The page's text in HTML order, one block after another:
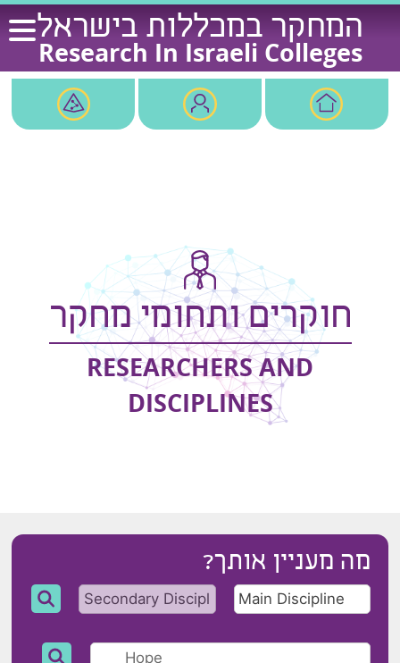
Skip
content
המחקר במכללות בישראל
Research In Israeli Colleges
חוקרים ותחומי מחקר
RESEARCHERS AND
DISCIPLINES
מה מעניין אותך?